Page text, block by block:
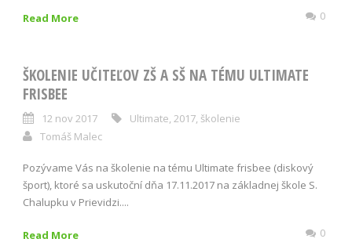
Read More 0
ŠKOLENIE UČITEĽOV ZŠ A SŠ NA TÉMU ULTIMATE
FRISBEE
12 nov 2017 Ultimate, 2017, školenie
Tomáš Malec
Pozývame Vás na školenie na tému Ultimate frisbee (diskový
šport), ktoré sa uskutoční dňa 17.11.2017 na základnej škole S.
Chalupku v Prievidzi....
Read More 0